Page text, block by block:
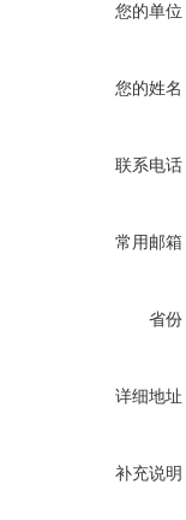
您的单位
您的姓名
联系电话
常用邮箱
省份
详细地址
补充说明